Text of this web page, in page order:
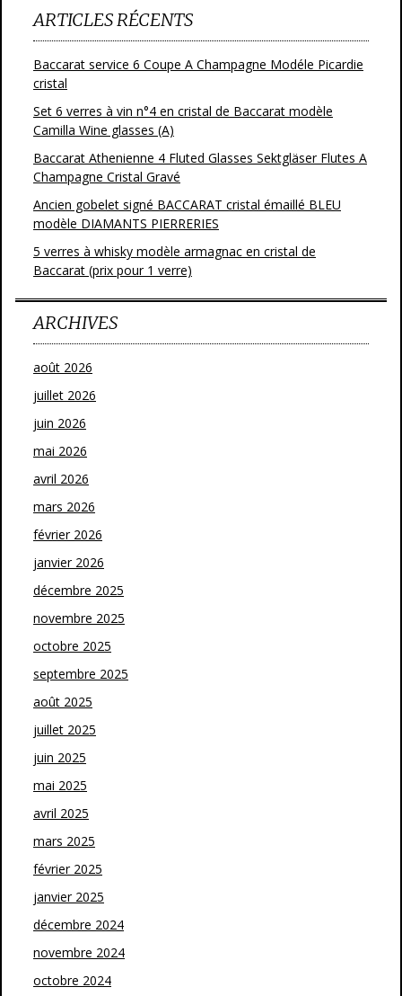
ARTICLES RÉCENTS
Baccarat service 6 Coupe A Champagne Modéle Picardie
cristal
Set 6 verres à vin n°4 en cristal de Baccarat modèle
Camilla Wine glasses (A)
Baccarat Athenienne 4 Fluted Glasses Sektgläser Flutes A
Champagne Cristal Gravé
Ancien gobelet signé BACCARAT cristal émaillé BLEU
modèle DIAMANTS PIERRERIES
5 verres à whisky modèle armagnac en cristal de
Baccarat (prix pour 1 verre)
ARCHIVES
août 2026
juillet 2026
juin 2026
mai 2026
avril 2026
mars 2026
février 2026
janvier 2026
décembre 2025
novembre 2025
octobre 2025
septembre 2025
août 2025
juillet 2025
juin 2025
mai 2025
avril 2025
mars 2025
février 2025
janvier 2025
décembre 2024
novembre 2024
octobre 2024